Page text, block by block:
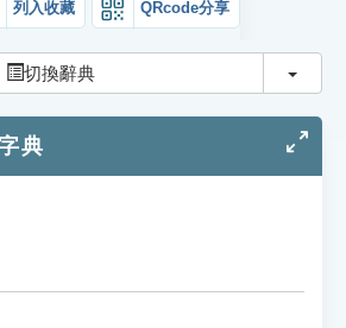
列入收藏 QRcode分享
切換辭典 切換
典